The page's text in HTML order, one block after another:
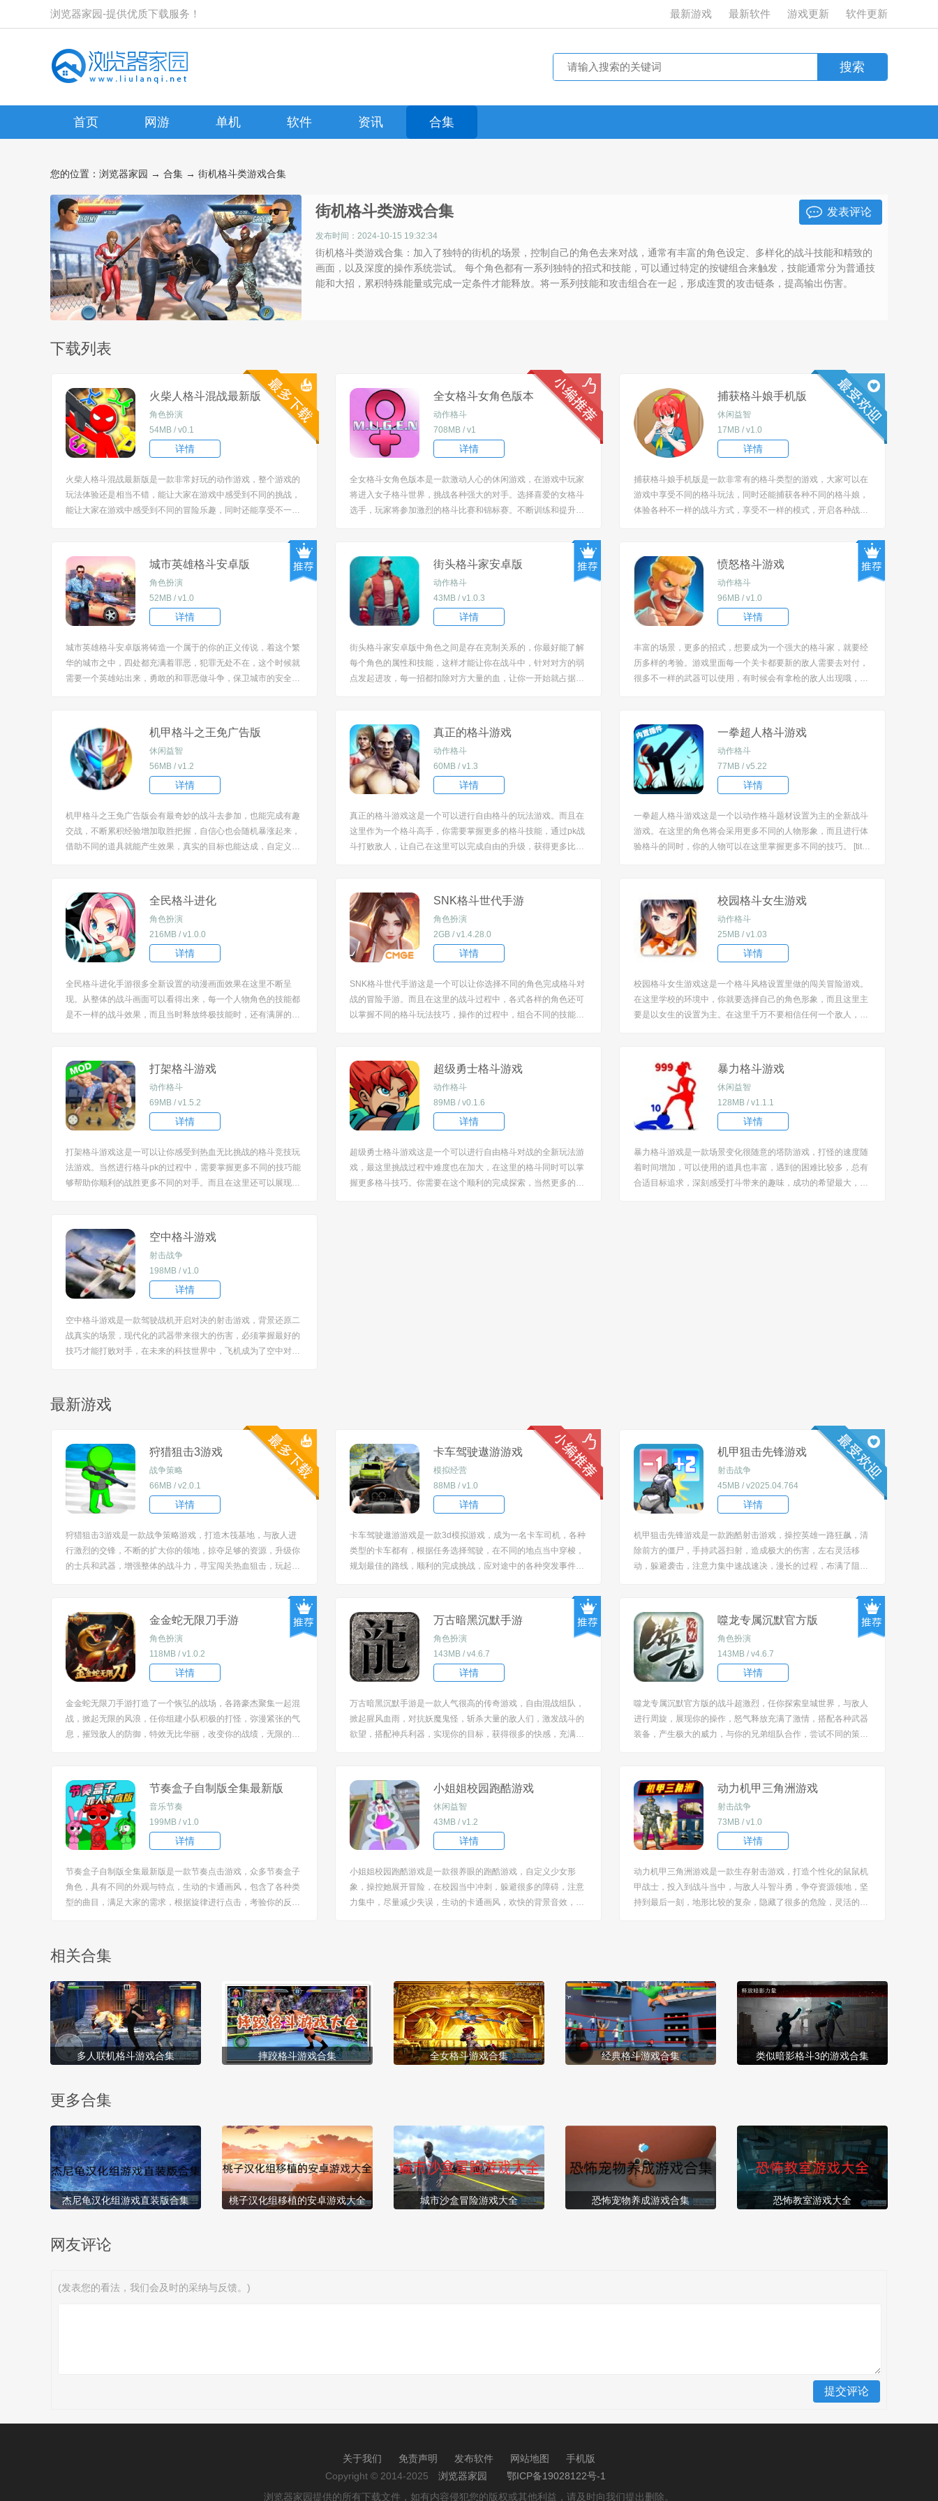
浏览器家园-提供优质下载服务！ 最新游戏 最新软件 游戏更新 软件更新
首页 网游 单机 软件 资讯 合集
您的位置： 浏览器家园 → 合集 → 街机格斗类游戏合集
街机格斗类游戏合集 发表评论
发布时间：2024-10-15 19:32:34
街机格斗类游戏合集：加入了独特的街机的场景，控制自己的角色去来对战，通常有丰富的角色设定、多样化的战斗技能和精致的
画面，以及深度的操作系统尝试。 每个角色都有一系列独特的招式和技能，可以通过特定的按键组合来触发，技能通常分为普通技
能和大招，累积特殊能量或完成一定条件才能释放。将一系列技能和攻击组合在一起，形成连贯的攻击链条，提高输出伤害。
下载列表
火柴人格斗混战最新版
角色扮演
54MB / v0.1
详情
火柴人格斗混战最新版是一款非常好玩的动作游戏，整个游戏的
玩法体验还是相当不错，能让大家在游戏中感受到不同的挑战，
能让大家在游戏中感受到不同的冒险乐趣，同时还能享受不一样
家回忆经典游戏的感觉。此外，游戏还提供了丰富的角色选择和
多样的游戏模式，让玩家享受到不同的战斗体验，体验更多趣味
格斗玩法，随时随地...
全女格斗女角色版本
动作格斗
708MB / v1
详情
全女格斗女角色版本是一款激动人心的休闲游戏，在游戏中玩家
将进入女子格斗世界，挑战各种强大的对手。选择喜爱的女格斗
选手，玩家将参加激烈的格斗比赛和锦标赛。不断训练和提升技
体验到不同格斗风格...
捕获格斗娘手机版
休闲益智
17MB / v1.0
详情
捕获格斗娘手机版是一款非常有的格斗类型的游戏，大家可以在
游戏中享受不同的格斗玩法，同时还能捕获各种不同的格斗娘，
体验各种不一样的战斗方式，享受不一样的模式，开启各种战斗
色技能战斗； ...
城市英雄格斗安卓版
角色扮演
52MB / v1.0
详情
城市英雄格斗安卓版将铸造一个属于的你的正义传说，着这个繁
华的城市之中，四处都充满着罪恶，犯罪无处不在，这个时候就
需要一个英雄站出来，勇敢的和罪恶做斗争，保卫城市的安全，
街头格斗家安卓版
动作格斗
43MB / v1.0.3
详情
街头格斗家安卓版中角色之间是存在克制关系的，你最好能了解
每个角色的属性和技能，这样才能让你在战斗中，针对对方的弱
点发起进攻，每一招都扣除对方大量的血，让你一开始就占据绝
命中率。 [title=biaoti]街头格斗家安卓版特色：[...
愤怒格斗游戏
动作格斗
96MB / v1.0
详情
丰富的场景，更多的招式，想要成为一个强大的格斗家，就要经
历多样的考验。游戏里面每一个关卡都要新的敌人需要去对付，
很多不一样的武器可以使用，有时候会有拿枪的敌人出现哦，需
而且每一个关卡都是...
机甲格斗之王免广告版
休闲益智
56MB / v1.2
详情
机甲格斗之王免广告版会有最奇妙的战斗去参加，也能完成有趣
交战，不断累积经验增加取胜把握，自信心也会随机暴涨起来，
借助不同的道具就能产生效果，真实的目标也能达成，自定义的
闯关的游戏，游戏玩...
真正的格斗游戏
动作格斗
60MB / v1.3
详情
真正的格斗游戏这是一个可以进行自由格斗的玩法游戏。而且在
这里作为一个格斗高手，你需要掌握更多的格斗技能，通过pk战
斗打败敌人，让自己在这里可以完成自由的升级，获得更多比赛
受真实的游戏体验...
一拳超人格斗游戏
动作格斗
77MB / v5.22
详情
一拳超人格斗游戏这是一个以动作格斗题材设置为主的全新战斗
游戏。在这里的角色将会采用更多不同的人物形象，而且进行体
验格斗的同时，你的人物可以在这里掌握更多不同的技巧。 [title
全民格斗进化
角色扮演
216MB / v1.0.0
详情
全民格斗进化手游很多全新设置的动漫画面效果在这里不断呈
现。从整体的战斗画面可以看得出来，每一个人物角色的技能都
是不一样的战斗效果，而且当时释放终极技能时，还有满屏的特
享受不一样的玩法，每...
SNK格斗世代手游
角色扮演
2GB / v1.4.28.0
详情
SNK格斗世代手游这是一个可以让你选择不同的角色完成格斗对
战的冒险手游。而且在这里的战斗过程中，各式各样的角色还可
以掌握不同的格斗玩法技巧，操作的过程中，组合不同的技能才
造； ...
校园格斗女生游戏
动作格斗
25MB / v1.03
详情
校园格斗女生游戏这是一个格斗风格设置里做的闯关冒险游戏。
在这里学校的环境中，你就要选择自己的角色形象，而且这里主
要是以女生的设置为主。在这里千万不要相信任何一个敌人，他
成一个新的角色； ...
打架格斗游戏
动作格斗
69MB / v1.5.2
详情
打架格斗游戏这是一可以让你感受到热血无比挑战的格斗竞技玩
法游戏。当然进行格斗pk的过程中，需要掌握更多不同的技巧能
够帮助你顺利的战胜更多不同的对手。而且在这里还可以展现自
2、...
超级勇士格斗游戏
动作格斗
89MB / v0.1.6
详情
超级勇士格斗游戏这是一个可以进行自由格斗对战的全新玩法游
戏，最这里挑战过程中难度也在加大，在这里的格斗同时可以掌
握更多格斗技巧。你需要在这个顺利的完成探索，当然更多的是
暴力格斗游戏
休闲益智
128MB / v1.1.1
详情
暴力格斗游戏是一款场景变化很随意的塔防游戏，打怪的速度随
着时间增加，可以使用的道具也丰富，遇到的困难比较多，总有
合适目标追求，深刻感受打斗带来的趣味，成功的希望最大，玩
空中格斗游戏
射击战争
198MB / v1.0
详情
空中格斗游戏是一款驾驶战机开启对决的射击游戏，背景还原二
战真实的场景，现代化的武器带来很大的伤害，必须掌握最好的
技巧才能打败对手，在未来的科技世界中，飞机成为了空中对决
最新游戏
狩猎狙击3游戏
战争策略
66MB / v2.0.1
详情
狩猎狙击3游戏是一款战争策略游戏，打造木筏基地，与敌人进
行激烈的交锋，不断的扩大你的领地，掠夺足够的资源，升级你
的士兵和武器，增强整体的战斗力，寻宝闯关热血狙击，玩起来
斗，还需规划兵力扩...
卡车驾驶遨游游戏
模拟经营
88MB / v1.0
详情
卡车驾驶遨游游戏是一款3d模拟游戏，成为一名卡车司机，各种
类型的卡车都有，根据任务选择驾驶，在不同的地点当中穿梭，
规划最佳的路线，顺利的完成挑战，应对途中的各种突发事件，
驶体验，能穿梭在...
机甲狙击先锋游戏
射击战争
45MB / v2025.04.764
详情
机甲狙击先锋游戏是一款跑酷射击游戏，操控英雄一路狂飙，清
除前方的僵尸，手持武器扫射，造成极大的伤害，左右灵活移
动，躲避袭击，注意力集中速战速决，漫长的过程，布满了阻
来紧张刺激的游戏体验。...
金金蛇无限刀手游
角色扮演
118MB / v1.0.2
详情
金金蛇无限刀手游打造了一个恢弘的战场，各路豪杰聚集一起混
战，掀起无限的风浪，任你组建小队积极的打怪，弥漫紧张的气
息，摧毁敌人的防御，特效无比华丽，改变你的战绩，无限的对
的专属剧情，带来怀...
万古暗黑沉默手游
角色扮演
143MB / v4.6.7
详情
万古暗黑沉默手游是一款人气很高的传奇游戏，自由混战组队，
掀起腥风血雨，对抗妖魔鬼怪，斩杀大量的敌人们，激发战斗的
欲望，搭配神兵利器，实现你的目标，获得很多的快感，充满了
士三职业设定，同时...
噬龙专属沉默官方版
角色扮演
143MB / v4.6.7
详情
噬龙专属沉默官方版的战斗超激烈，任你探索皇城世界，与敌人
进行周旋，展现你的操作，怒气释放充满了激情，搭配各种武器
装备，产生极大的威力，与你的兄弟组队合作，尝试不同的策
士三大经典职业，各具...
节奏盒子自制版全集最新版
音乐节奏
199MB / v1.0
详情
节奏盒子自制版全集最新版是一款节奏点击游戏，众多节奏盒子
角色，具有不同的外观与特点，生动的卡通画风，包含了各种类
型的曲目，满足大家的需求，根据旋律进行点击，考验你的反应
晰，无需复杂摸索，顺...
小姐姐校园跑酷游戏
休闲益智
43MB / v1.2
详情
小姐姐校园跑酷游戏是一款很养眼的跑酷游戏，自定义少女形
象，操控她展开冒险，在校园当中冲刺，躲避很多的障碍，注意
力集中，尽量减少失误，生动的卡通画风，欢快的背景音效，玩
动力机甲三角洲游戏
射击战争
73MB / v1.0
详情
动力机甲三角洲游戏是一款生存射击游戏，打造个性化的鼠鼠机
甲战士，投入到战斗当中，与敌人斗智斗勇，争夺资源领地，坚
持到最后一刻，地形比较的复杂，隐藏了很多的危险，灵活的运
相关合集
多人联机格斗游戏合集 摔跤格斗游戏合集 全女格斗游戏合集 经典格斗游戏合集 类似暗影格斗3的游戏合集
更多合集
杰尼龟汉化组游戏直装版合集 桃子汉化组移植的安卓游戏大全 城市沙盒冒险游戏大全 恐怖宠物养成游戏合集 恐怖教室游戏大全
网友评论
(发表您的看法，我们会及时的采纳与反馈。)
关于我们 免责声明 发布软件 网站地图
手机版
Copyright © 2014-2025
浏览器家园
鄂ICP备19028122号-1
浏览器家园提供的所有下载文件，如有内容侵犯您的版权或其他利益，请及时向我们提出删除。